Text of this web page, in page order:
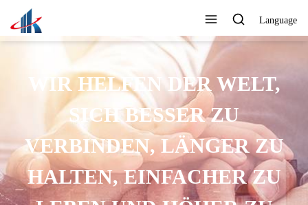
Language
WIR HELFEN DER WELT,
SICH BESSER ZU
VERBINDEN, LÄNGER ZU
HALTEN, EINFACHER ZU